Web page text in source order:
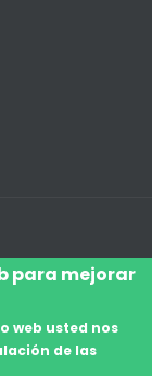
para mejorar
web usted nos
de las